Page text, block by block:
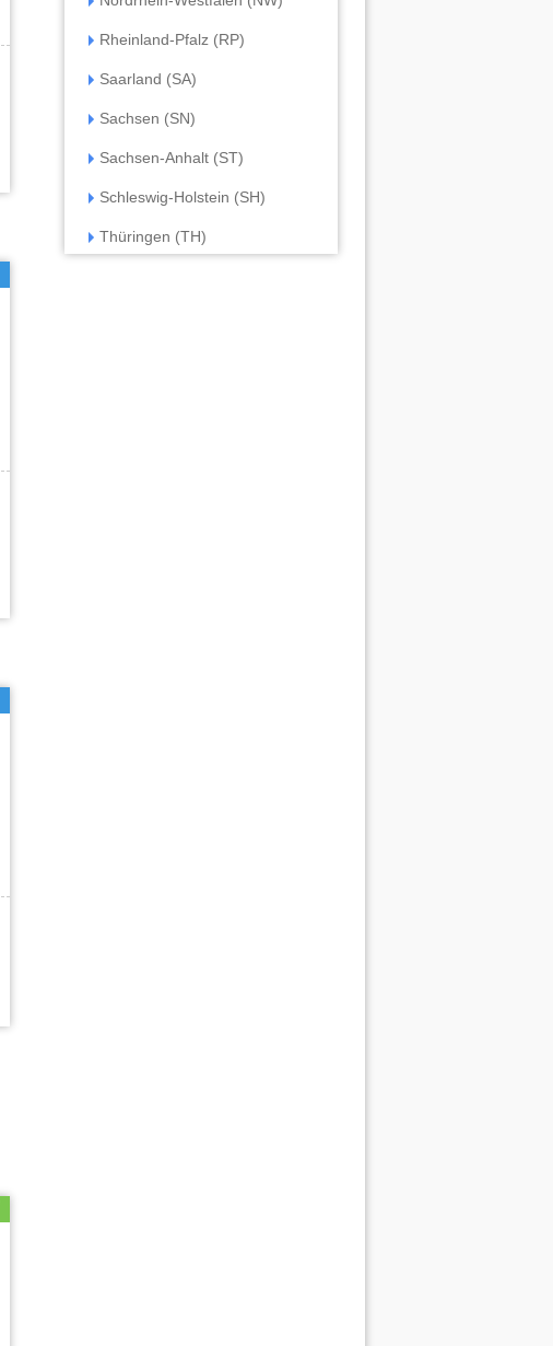
Rheinland-Pfalz (RP)
Saarland (SA)
Sachsen (SN)
Sachsen-Anhalt (ST)
Schleswig-Holstein (SH)
Thüringen (TH)